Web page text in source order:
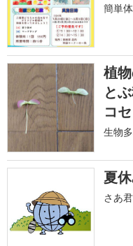
簡単
植
と
コ
生物
夏
さあ